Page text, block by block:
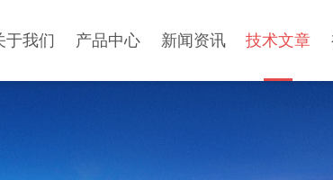
于我们 产品中心 新闻资讯 技术文章